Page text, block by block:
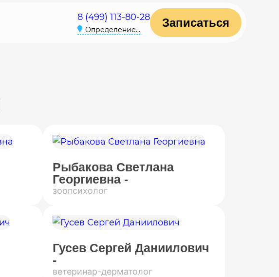
8 (499) 113-80-28
Определение...
Записаться
Рыбакова Светлана
Георгиевна -
зоопсихолог
Гусев Сергей Даниилович
-
ветеринар-дерматолог